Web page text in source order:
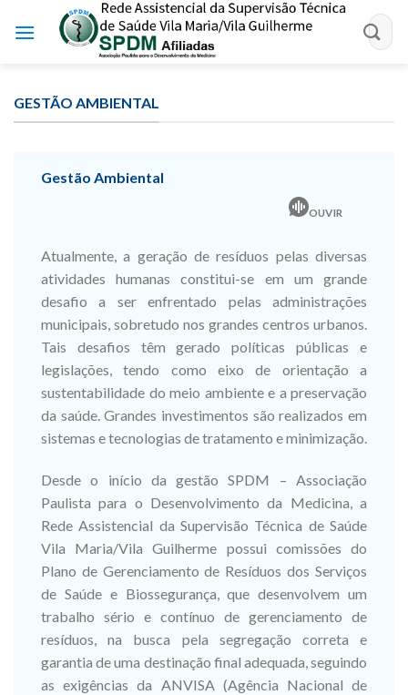
GESTÃO AMBIENTAL
Gestão Ambiental
OUVIR
Atualmente, a geração de resíduos pelas diversas
atividades humanas constitui-se em um grande
desafio a ser enfrentado pelas administrações
municipais, sobretudo nos grandes centros urbanos.
Tais desafios têm gerado políticas públicas e
legislações, tendo como eixo de orientação a
sustentabilidade do meio ambiente e a preservação
da saúde. Grandes investimentos são realizados em
sistemas e tecnologias de tratamento e minimização.
Desde o início da gestão SPDM – Associação
Paulista para o Desenvolvimento da Medicina, a
Rede Assistencial da Supervisão Técnica de Saúde
Vila Maria/Vila Guilherme possui comissões do
Plano de Gerenciamento de Resíduos dos Serviços
de Saúde e Biossegurança, que desenvolvem um
trabalho sério e contínuo de gerenciamento de
resíduos, na busca pela segregação correta e
garantia de uma destinação final adequada, seguindo
as exigências da ANVISA (Agência Nacional de